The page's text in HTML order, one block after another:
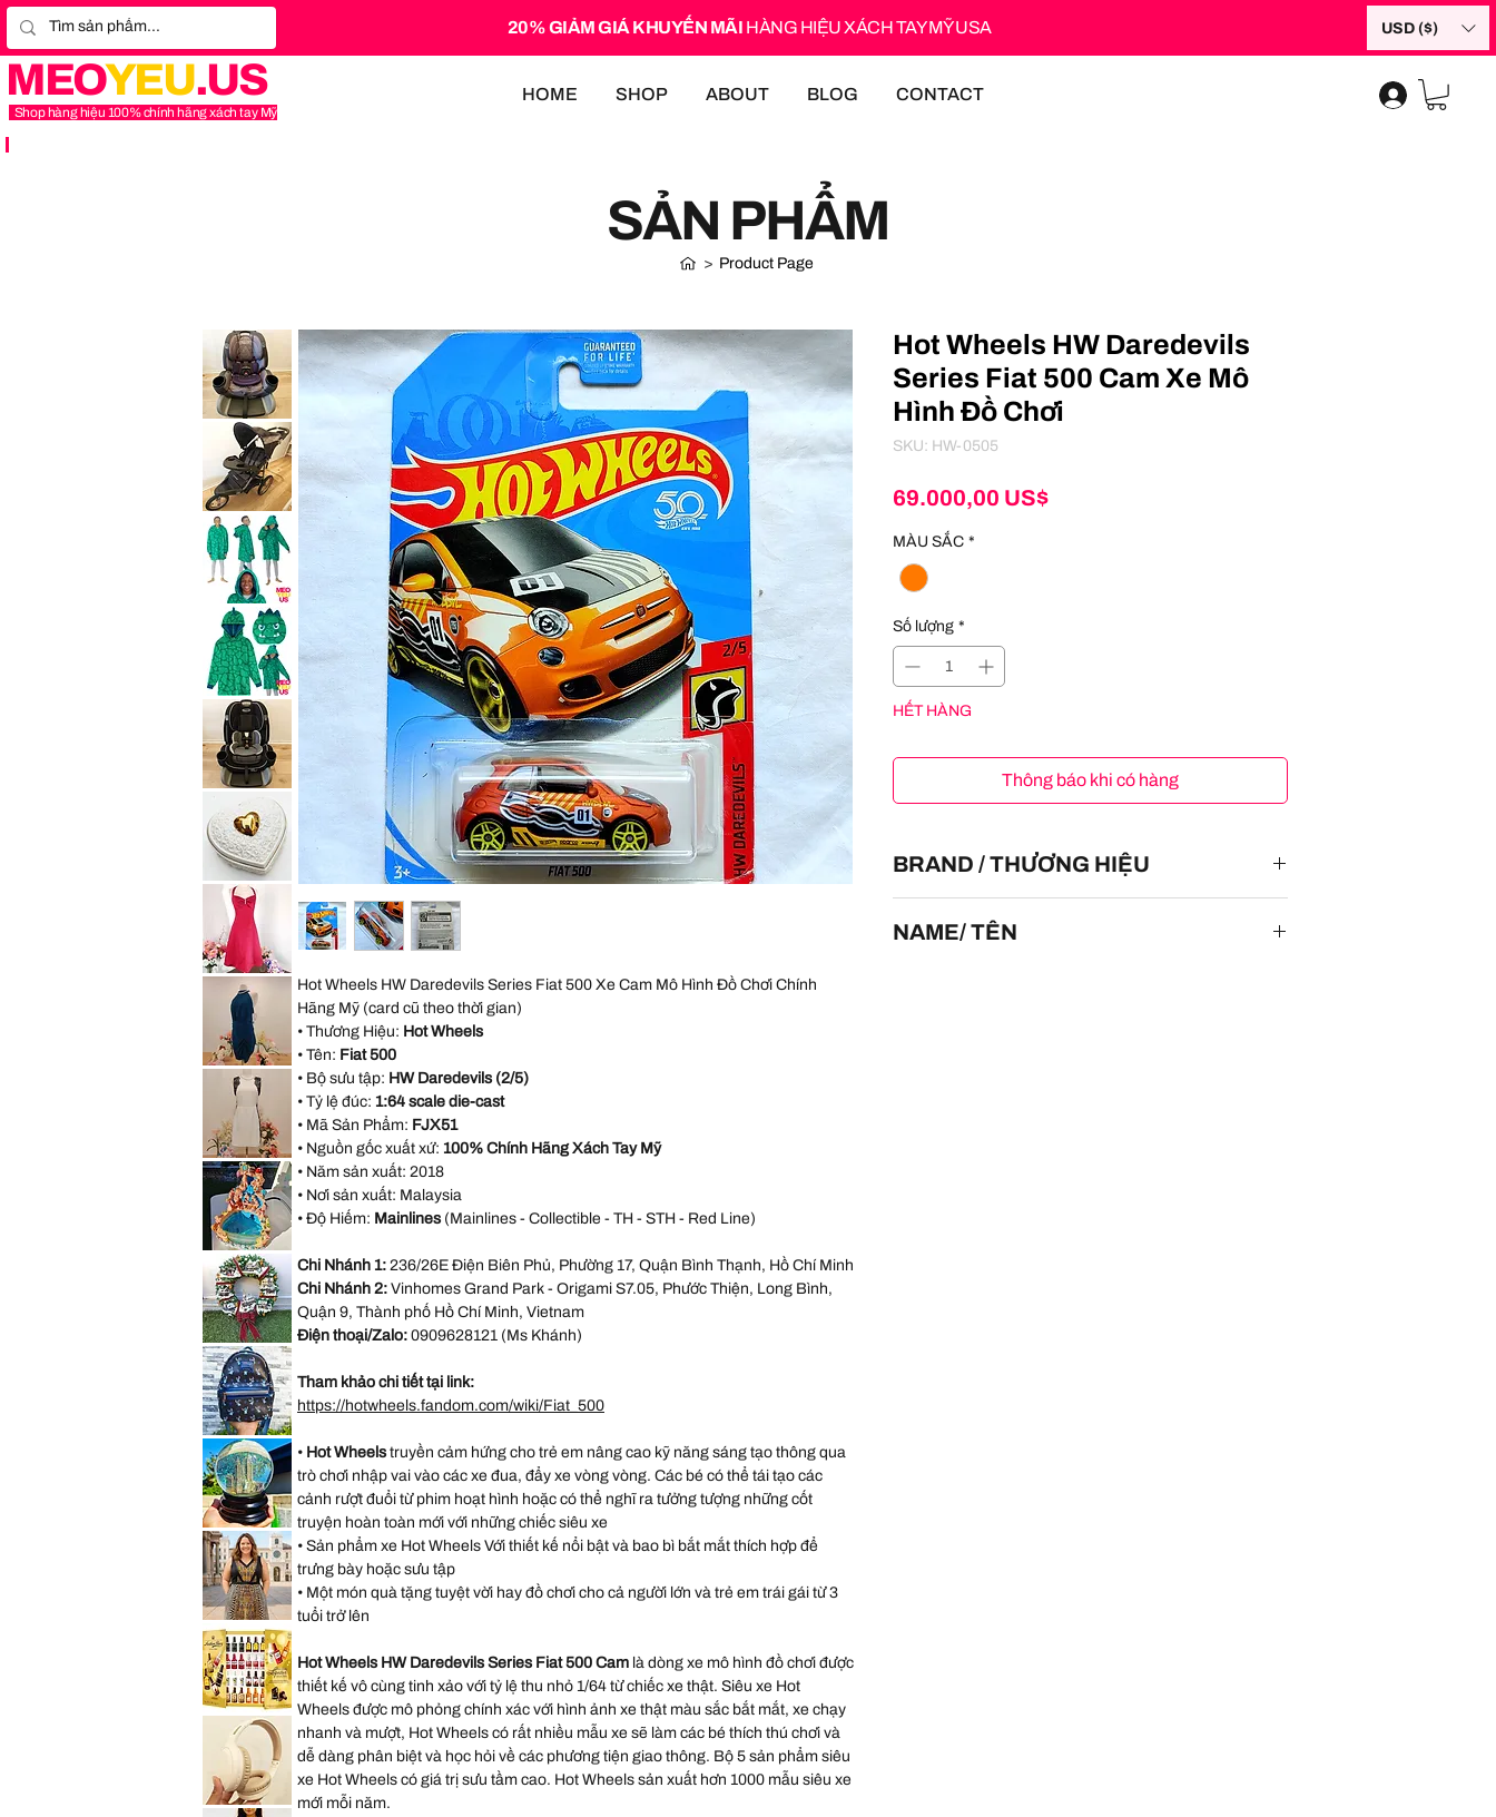
20% GIẢM GIÁ KHUYẾN MÃI HÀNG HIỆU XÁCH TAY MỸ USA
MEOYEU.US
Shop hàng hiệu 100% chính hãng xách tay Mỹ
HOME SHOP ABOUT BLOG CONTACT
USD ($)
SẢN PHẨM
> Product Page
Hot Wheels HW Daredevils Series Fiat 500 Xe Cam Mô Hình Đồ Chơi Chính
Hãng Mỹ (card cũ theo thời gian)
• Thương Hiệu: Hot Wheels
• Tên: Fiat 500
• Bộ sưu tập: HW Daredevils (2/5)
• Tỷ lệ đúc: 1:64 scale die-cast
• Mã Sản Phẩm: FJX51
• Nguồn gốc xuất xứ: 100% Chính Hãng Xách Tay Mỹ
• Năm sản xuất: 2018
• Nơi sản xuất: Malaysia
• Độ Hiếm: Mainlines (Mainlines - Collectible - TH - STH - Red Line)
Chi Nhánh 1: 236/26E Điện Biên Phủ, Phường 17, Quận Bình Thạnh, Hồ Chí Minh
Chi Nhánh 2: Vinhomes Grand Park - Origami S7.05, Phước Thiện, Long Bình,
Quận 9, Thành phố Hồ Chí Minh, Vietnam
Điện thoại/Zalo: 0909628121 (Ms Khánh)
Tham khảo chi tiết tại link:
https://hotwheels.fandom.com/wiki/Fiat_500
• Hot Wheelstruyền cảm hứng cho trẻ em nâng cao kỹ năng sáng tạo thông qua
trò chơi nhập vai vào các xe đua, đẩy xe vòng vòng. Các bé có thể tái tạo các
cảnh rượt đuổi từ phim hoạt hình hoặc có thể nghĩ ra tưởng tượng những cốt
truyện hoàn toàn mới với những chiếc siêu xe
• Sản phẩm xe Hot Wheels Với thiết kế nổi bật và bao bì bắt mắt thích hợp để
trưng bày hoặc sưu tập
• Một món quà tặng tuyệt vời hay đồ chơi cho cả người lớn và trẻ em trái gái từ 3
tuổi trở lên
Hot Wheels HW Daredevils Series Fiat 500 Cam là dòng xe mô hình đồ chơi được
thiết kế vô cùng tinh xảo với tỷ lệ thu nhỏ 1/64 từ chiếc xe thật. Siêu xe Hot
Wheels được mô phỏng chính xác với hình ảnh xe thật màu sắc bắt mắt, xe chạy
nhanh và mượt, Hot Wheels có rất nhiều mẫu xe sẽ làm các bé thích thú chơi và
dễ dàng phân biệt và học hỏi về các phương tiện giao thông. Bộ 5 sản phẩm siêu
xe Hot Wheels có giá trị sưu tầm cao. Hot Wheels sản xuất hơn 1000 mẫu siêu xe
mới mỗi năm.
Hot Wheels HW Daredevils
Series Fiat 500 Cam Xe Mô
Hình Đồ Chơi
SKU: HW-0505
69.000,00 US$Giá
MÀU SẮC *
Số lượng *
HẾT HÀNG
Thông báo khi có hàng
BRAND / THƯƠNG HIỆU
NAME/ TÊN
Extend2Fit
Platinum
in-
1
10
Years
Convertible
Car
Seat
Child
Purpl
Baby
Trend
Expedition
Jogger
Travel
System
Stroller
Terrain
Jogging
Foldable
Eve
Youth
2in1
Sleep
Hoodie
Wearable
Blanket
Cozy
Pillow
Green
Dino
Kid
Saint
Youth
2in1
Sleep
Hoodie
Wearable
Blanket
Pillow
Green
Dino
Kid
Extend2Fit
4-
in-
Years
Convertible
Child
Black
Vintage
George
Good
Shaped
Trinket
Box
Cream
Porcelain
Embossed
David
Rhinestone
Halter
Bridesmaid
Evening
AX
Blue
Formal
Dress
size
18
Forever
21
Sleeveless
Black
Lace
Casual
Dress
Size
VINTAGE
DISNEY
FOUNTAIN
WORK
GREAT
Little
Mermaid
Under
The
Sea
Ariel
Sebastian
*LIMITED*
Light
Up
Thomas
Kinkade
Hamilton
Collection
Christmas
Village
Wreath
*LIMITED
EDITION*
Disney
Loungefly
Exclusive
Lilo
&
Stitch
Hearts
Mini
Backpack
Saks
Fifth
Avenue
New
York
City
Musical
Snow
Globe
Decoration
Gift
Present
Bryant
Sleeveless
Abstract
Dress
size
14
size
*New
Sealed*
Chocolate
Liqueur
Liquor
Lenovo